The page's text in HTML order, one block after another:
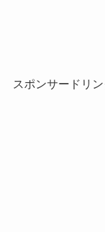
スポンサードリン